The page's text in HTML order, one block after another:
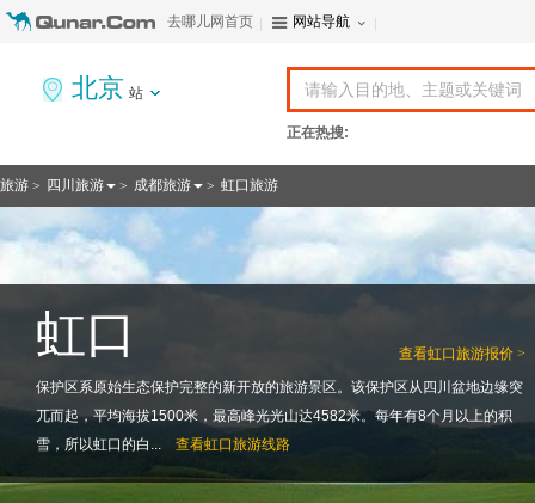
去哪儿网首页 网站导航
北京 站
正在热搜:
旅游 > 四川旅游 > 成都旅游 > 虹口旅游
查看虹口旅游报价 >
虹口
保护区系原始生态保护完整的新开放的旅游景区。该保护区从四川盆地边缘突
兀而起，平均海拔1500米，最高峰光光山达4582米。每年有8个月以上的积
雪，所以虹口的白...
查看虹口旅游线路